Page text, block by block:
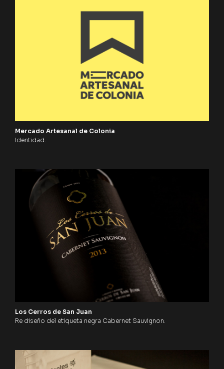
Mercado Artesanal de Colonia
Identidad.
Los Cerros de San Juan
Re diseño del etiqueta negra Cabernet Sauvignon.